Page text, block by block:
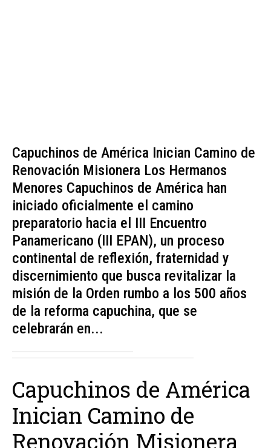
Capuchinos de América Inician Camino de
Renovación Misionera Los Hermanos
Menores Capuchinos de América han
iniciado oficialmente el camino
preparatorio hacia el III Encuentro
Panamericano (III EPAN), un proceso
continental de reflexión, fraternidad y
discernimiento que busca revitalizar la
misión de la Orden rumbo a los 500 años
de la reforma capuchina, que se
celebrarán en...
Capuchinos de América
Inician Camino de
Renovación Misionera